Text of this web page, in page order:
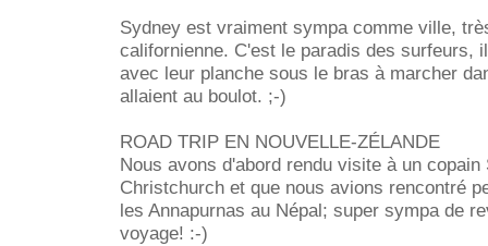
Sydney est vraiment sympa comme ville,
californienne. C'est le paradis des surfeurs,
avec leur planche sous le bras à marcher
allaient au boulot. ;-)
ROAD TRIP EN NOUVELLE-ZÉLANDE
Nous avons d'abord rendu visite à un copain
Christchurch et que nous avions rencontré
les Annapurnas au Népal; super sympa de
voyage! :-)